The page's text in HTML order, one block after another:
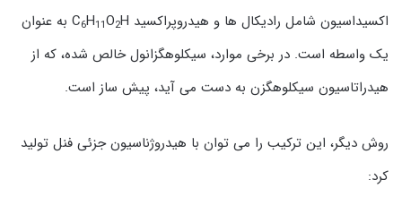
اکسیداسیون شامل رادیکال ها و هیدروپراکسید C
6H11O2
H به عنوان
یک واسطه است. در برخی موارد، سیکلوهگزانول خالص شده، که از
هیدراتاسیون سیکلوهگزن به دست می آید، پیش ساز است.
روش دیگر، این ترکیب را می توان با هیدروژناسیون جزئی فنل تولید
کرد: